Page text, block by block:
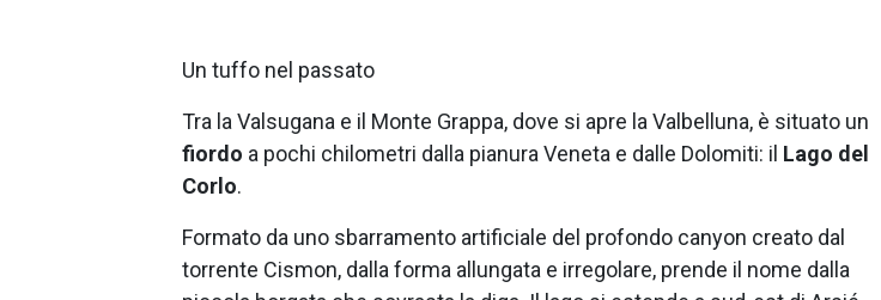
Un tuffo nel passato
Tra la Valsugana e il Monte Grappa, dove si apre la Valbelluna, è situato un
fiordo a pochi chilometri dalla pianura Veneta e dalle Dolomiti: il Lago del
Corlo.
Formato da uno sbarramento artificiale del profondo canyon creato dal
torrente Cismon, dalla forma allungata e irregolare, prende il nome dalla